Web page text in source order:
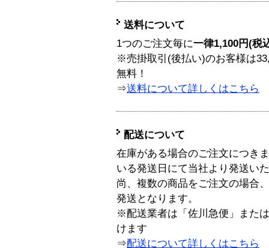
送料について
1つのご注文毎に一律1,100円(税
※売掛取引(後払い)のお客様は
無料！
⇒送料について詳しくはこちら
配送について
在庫がある場合のご注文につき
いる発送日にて当社より発送い
尚、複数の商品をご注文の場合
発送となります。
※配送業者は「佐川急便」また
けます
⇒配送について詳しくはこちら